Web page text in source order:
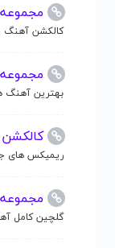
کالکشن آهنگ
بهترین آهنگ
ریمیکس های
گلچین کامل